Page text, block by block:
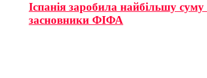
Іспанія заробила найбільшу
засновники ФІФА